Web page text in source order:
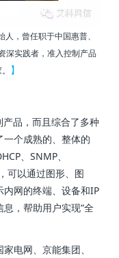
，曾任职于中国惠普、
深实践者，准入控制产品
】
品，而且综合了多种
个成熟的、整体的
、SNMP、
可以通过图形、图
网的终端、设备和IP
，帮助用户实现“全
电网、京能集团、